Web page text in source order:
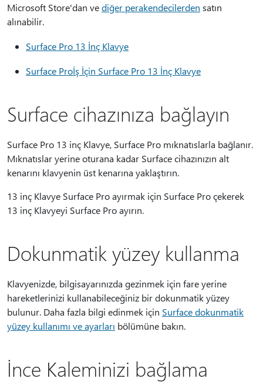
Microsoft Store'dan vediğer perakendecilerden satın
alınabilir.
Surface Pro 13 İnç Klavye
Surface Proİş İçin Surface Pro 13 İnç Klavye
Surface cihazınıza bağlayın
Surface Pro 13 inç Klavye, Surface Pro mıknatıslarla bağlanır.
Mıknatıslar yerine oturana kadar Surface cihazınızın alt
kenarını klavyenin üst kenarına yaklaştırın.
13 inç Klavye Surface Pro ayırmak için Surface Pro çekerek
13 inç Klavyeyi Surface Pro ayırın.
Dokunmatik yüzey kullanma
Klavyenizde, bilgisayarınızda gezinmek için fare yerine
hareketlerinizi kullanabileceğiniz bir dokunmatik yüzey
bulunur. Daha fazla bilgi edinmek için Surface dokunmatik
yüzey kullanımı ve ayarları bölümüne bakın.
İnce Kaleminizi bağlama